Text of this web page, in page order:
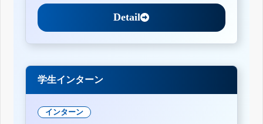
Detail
学生インターン
インターン